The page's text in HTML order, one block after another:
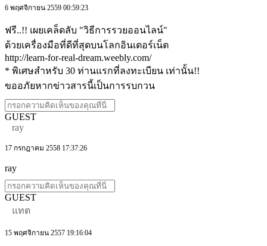
6 พฤศจิกายน 2559 00:59:23
ฟรี..!! เผยเคล็ดลับ "วิธีการรวยออนไลน์"
ด้วยเครื่องมือที่ดีที่สุดบนโลกอินเตอร์เน็ต
http://learn-for-real-dream.weebly.com/
* พิเศษสำหรับ 30 ท่านแรกที่ลงทะเบียน เท่านั้น!!
ขออภัยหากข่าวสารนี้เป็นการรบกวน
GUEST
ray
17 กรกฎาคม 2558 17:37:26
ray
GUEST
แทต
15 พฤศจิกายน 2557 19:16:04